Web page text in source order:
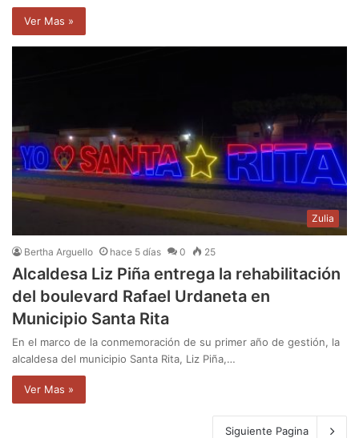
Ver Mas »
Zulia
Bertha Arguello hace 5 días 0 25
Alcaldesa Liz Piña entrega la rehabilitación
del boulevard Rafael Urdaneta en
Municipio Santa Rita
En el marco de la conmemoración de su primer año de gestión, la
alcaldesa del municipio Santa Rita, Liz Piña,…
Ver Mas »
Siguiente Pagina